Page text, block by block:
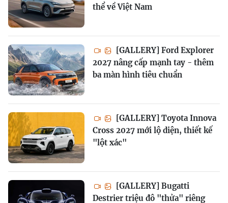
thể về Việt Nam
[GALLERY] Ford Explorer
2027 nâng cấp mạnh tay - thêm
ba màn hình tiêu chuẩn
[GALLERY] Toyota Innova
Cross 2027 mới lộ diện, thiết kế
"lột xác"
[GALLERY] Bugatti
Destrier triệu đô "thửa" riêng